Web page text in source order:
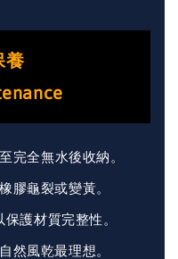
養
完全無水後收納。
膠龜裂或變黃。
護材質完整性。
然風乾最理想。